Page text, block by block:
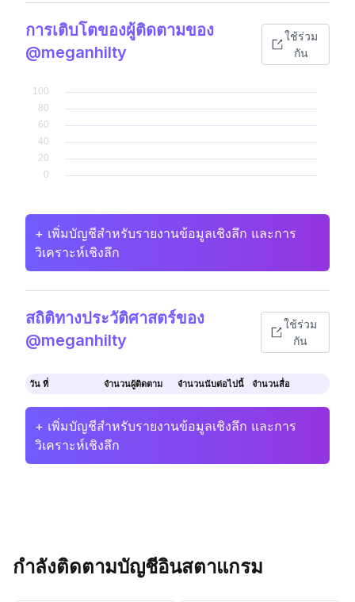
การเติบโตของผู้ติดตามของ
@meganhilty
ใช้ร่วม
กัน
+ เพิ่มบัญชีสำหรับรายงานข้อมูลเชิงลึก และการ
วิเคราะห์เชิงลึก
สถิติทางประวัติศาสตร์ของ
@meganhilty
ใช้ร่วม
กัน
วัน ที่ จำนวนผู้ติดตาม จำนวนนับต่อไปนี้ จำนวนสื่อ
+ เพิ่มบัญชีสำหรับรายงานข้อมูลเชิงลึก และการ
วิเคราะห์เชิงลึก
กำลังติดตามบัญชีอินสตาแกรม